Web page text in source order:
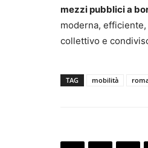
mezzi pubblici a
moderna,
collettivo e
TAG mobilità